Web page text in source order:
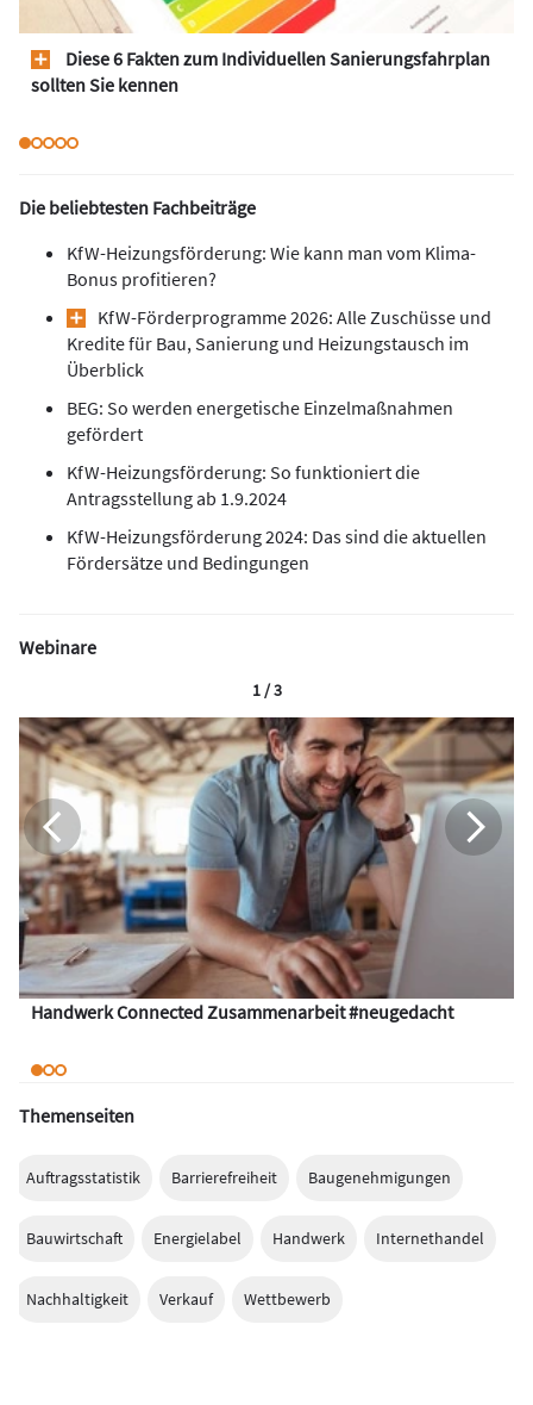
Diese 6 Fakten zum Individuellen Sanierungsfahrplan
sollten Sie kennen
Die beliebtesten Fachbeiträge
KfW-Heizungsförderung: Wie kann man vom Klima-
Bonus profitieren?
KfW-Förderprogramme 2026: Alle Zuschüsse und
Kredite für Bau, Sanierung und Heizungstausch im
Überblick
BEG: So werden energetische Einzelmaßnahmen
gefördert
KfW-Heizungsförderung: So funktioniert die
Antragsstellung ab 1.9.2024
KfW-Heizungsförderung 2024: Das sind die aktuellen
Fördersätze und Bedingungen
Webinare
Handwerk Connected Zusammenarbeit #neugedacht
1 / 3
Themenseiten
Auftragsstatistik Barrierefreiheit Baugenehmigungen
Bauwirtschaft Energielabel Handwerk Internethandel
Nachhaltigkeit Verkauf Wettbewerb